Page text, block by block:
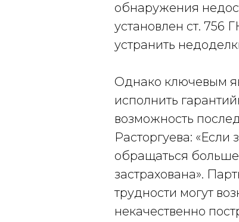
обнаружения
установлен ст. 756
устранить
Однако ключевым
исполнить
возможность
Расторгуева:
обращаться больше
застрахована».
трудности могут
некачественно